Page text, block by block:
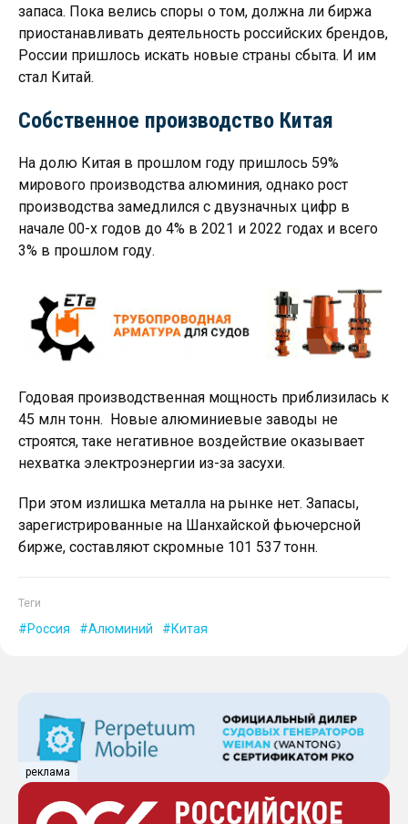
запаса. Пока велись споры о том, должна ли биржа
приостанавливать деятельность российских брендов,
России пришлось искать новые страны сбыта. И им
стал Китай.
Собственное производство Китая
На долю Китая в прошлом году пришлось 59%
мирового производства алюминия, однако рост
производства замедлился с двузначных цифр в
начале 00-х годов до 4% в 2021 и 2022 годах и всего
3% в прошлом году.
Годовая производственная мощность приблизилась к
45 млн тонн. Новые алюминиевые заводы не
строятся, таке негативное воздействие оказывает
нехватка электроэнергии из-за засухи.
При этом излишка металла на рынке нет. Запасы,
зарегистрированные на Шанхайской фьючерсной
бирже, составляют скромные 101 537 тонн.
Теги
Россия Алюминий Китая
реклама